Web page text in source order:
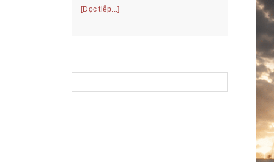
hỏa truyền thống không thể tiếp cận.
[Đọc tiếp...]
chiếu
và hồ sơ
thoại/
[Đọc